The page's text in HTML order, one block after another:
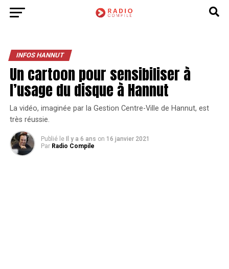
INFOS HANNUT
Un cartoon pour sensibiliser à
l’usage du disque à Hannut
La vidéo, imaginée par la Gestion Centre-Ville de Hannut, est
très réussie.
Publié le Il y a 6 ans on 16 janvier 2021
Par Radio Compile